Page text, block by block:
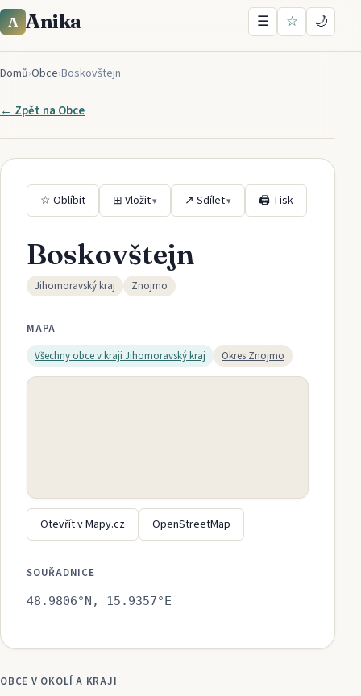
A Anika ☰ ☆ 🌙
Domů›Obce›Boskovštejn
← Zpět na Obce
☆ Oblíbit ⊞ Vložit▾ ↗ Sdílet▾ 🖨 Tisk
Boskovštejn
Jihomoravský kraj Znojmo
MAPA
Všechny obce v kraji Jihomoravský kraj Okres Znojmo
Otevřít v Mapy.cz OpenStreetMap
SOUŘADNICE
48.9806°N, 15.9357°E
OBCE V OKOLÍ A KRAJI